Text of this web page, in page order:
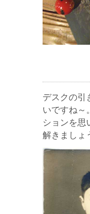
デスクの引
いですね～
ションを思
解きましょ